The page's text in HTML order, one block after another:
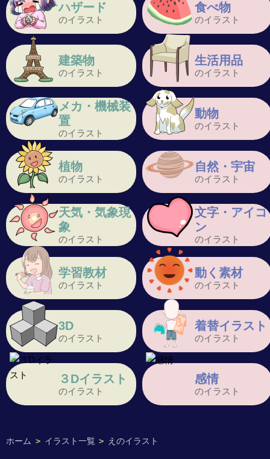
ホーム > イラスト一覧 > えのイラスト
ハザード
のイラスト
食べ物
のイラスト
建築物
のイラスト
生活用品
のイラスト
メカ・機械装
置
のイラスト
動物
のイラスト
植物
のイラスト
自然・宇宙
のイラスト
天気・気象現
象
のイラスト
文字・アイコ
ン
のイラスト
学習教材
のイラスト
動く素材
のイラスト
3D
のイラスト
着替イラスト
のイラスト
３Dイラスト
のイラスト
感情
のイラスト